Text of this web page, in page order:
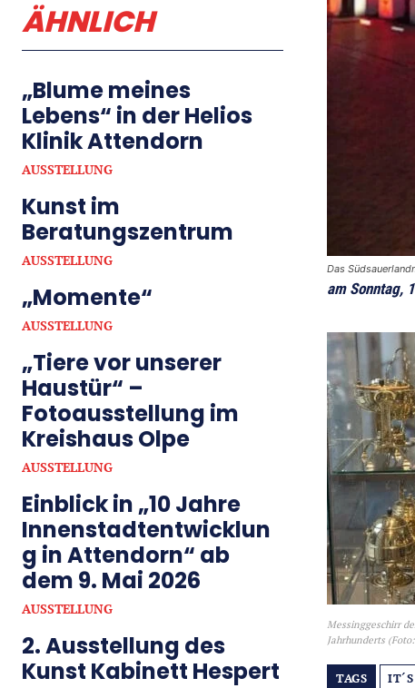
ÄHNLICH
„Blume meines
Lebens“ in der Helios
Klinik Attendorn
AUSSTELLUNG
Kunst im
Beratungszentrum
AUSSTELLUNG
„Momente“
AUSSTELLUNG
„Tiere vor unserer
Haustür“ –
Fotoausstellung im
Kreishaus Olpe
AUSSTELLUNG
Einblick in „10 Jahre
Innenstadtentwicklun
g in Attendorn“ ab
dem 9. Mai 2026
AUSSTELLUNG
2. Ausstellung des
Kunst Kabinett Hespert
Das
am Sonntag,
Messinggeschirr
Jahrhunderts
TAGS